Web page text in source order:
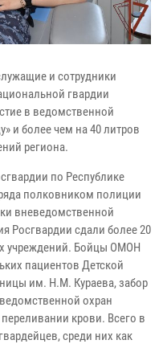
и сотрудники
гвардии
в ведомственной
и более чем на 40 литров
региона.
по Республике
полковником полиции
вневедомственной
Росгвардии сдали более 20
учреждений. Бойцы ОМОН
пациентов Детской
им. Н.М. Кураева, забор
охран
крови. Всего в
среди них как